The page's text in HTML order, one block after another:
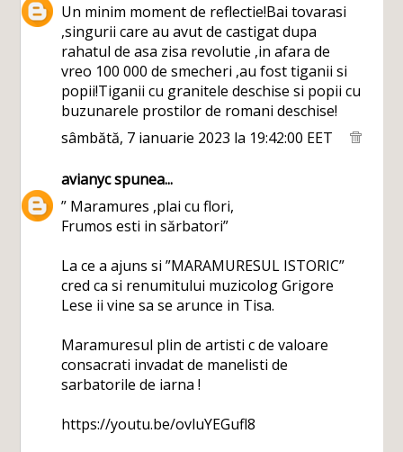
Un minim moment de reflectie!Bai tovarasi
,singurii care au avut de castigat dupa
rahatul de asa zisa revolutie ,in afara de
vreo 100 000 de smecheri ,au fost tiganii si
popii!Tiganii cu granitele deschise si popii cu
buzunarele prostilor de romani deschise!
sâmbătă, 7 ianuarie 2023 la 19:42:00 EET
avianycspunea...
” Maramures ,plai cu flori,
Frumos esti in sărbatori”
La ce a ajuns si ”MARAMURESUL ISTORIC”
cred ca si renumitului muzicolog Grigore
Lese ii vine sa se arunce in Tisa.
Maramuresul plin de artisti c de valoare
consacrati invadat de manelisti de
sarbatorile de iarna !
https://youtu.be/ovluYEGufl8